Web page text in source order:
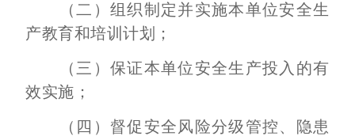
（二）组织制定并实施本单位安全生
产教育和培训计划；
（三）保证本单位安全生产投入的有
效实施；
（四）督促安全风险分级管控、隐患